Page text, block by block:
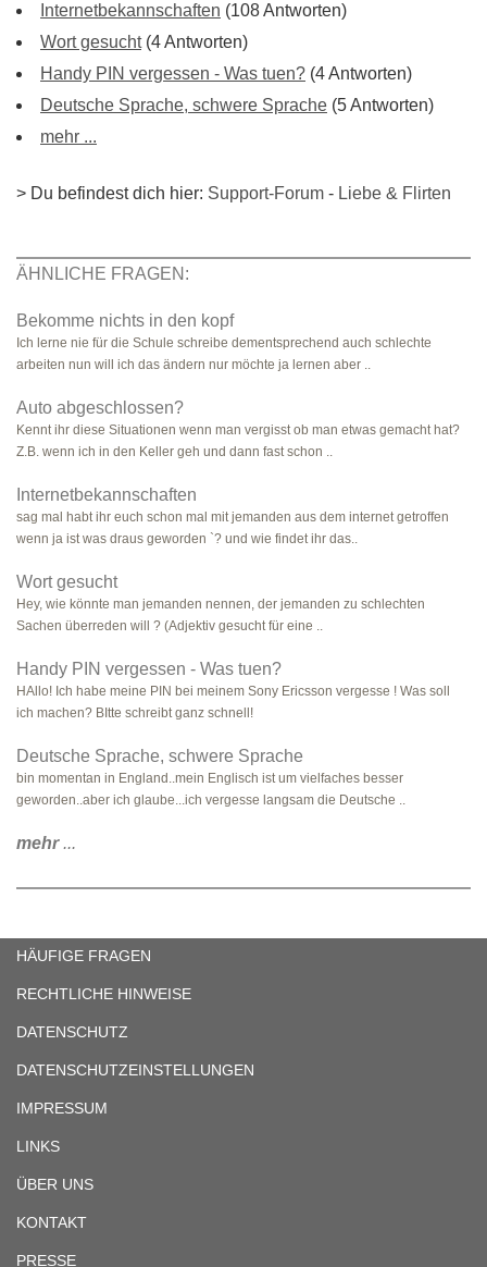
Internetbekannschaften (108 Antworten)
Wort gesucht(4 Antworten)
Handy PIN vergessen - Was tuen? (4 Antworten)
Deutsche Sprache, schwere Sprache (5 Antworten)
mehr ...
> Du befindest dich hier: Support-Forum - Liebe & Flirten
ÄHNLICHE FRAGEN:
Bekomme nichts in den kopf
Ich lerne nie für die Schule schreibe dementsprechend auch schlechte
arbeiten nun will ich das ändern nur möchte ja lernen aber ..
Auto abgeschlossen?
Kennt ihr diese Situationen wenn man vergisst ob man etwas gemacht hat?
Z.B. wenn ich in den Keller geh und dann fast schon ..
Internetbekannschaften
sag mal habt ihr euch schon mal mit jemanden aus dem internet getroffen
wenn ja ist was draus geworden `? und wie findet ihr das..
Wort gesucht
Hey, wie könnte man jemanden nennen, der jemanden zu schlechten
Sachen überreden will ? (Adjektiv gesucht für eine ..
Handy PIN vergessen - Was tuen?
HAllo! Ich habe meine PIN bei meinem Sony Ericsson vergesse ! Was soll
ich machen? BItte schreibt ganz schnell!
Deutsche Sprache, schwere Sprache
bin momentan in England..mein Englisch ist um vielfaches besser
geworden..aber ich glaube...ich vergesse langsam die Deutsche ..
mehr...
HÄUFIGE FRAGEN
RECHTLICHE HINWEISE
DATENSCHUTZ
DATENSCHUTZEINSTELLUNGEN
IMPRESSUM
LINKS
ÜBER UNS
KONTAKT
PRESSE